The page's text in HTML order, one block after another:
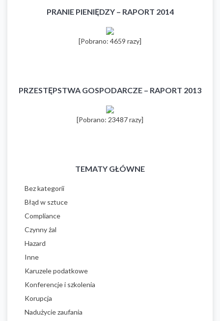
PRANIE PIENIĘDZY – RAPORT 2014
[Pobrano: 4659 razy]
PRZESTĘPSTWA GOSPODARCZE – RAPORT 2013
[Pobrano: 23487 razy]
TEMATY GŁÓWNE
Bez kategorii
Błąd w sztuce
Compliance
Czynny żal
Hazard
Inne
Karuzele podatkowe
Konferencje i szkolenia
Korupcja
Nadużycie zaufania